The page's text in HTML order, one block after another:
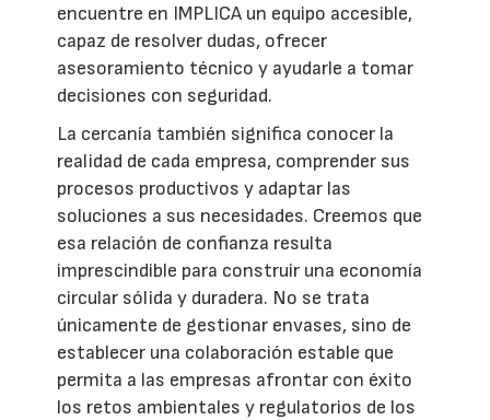
encuentre en IMPLICA un equipo accesible,
capaz de resolver dudas, ofrecer
asesoramiento técnico y ayudarle a tomar
decisiones con seguridad.
La cercanía también significa conocer la
realidad de cada empresa, comprender sus
procesos productivos y adaptar las
soluciones a sus necesidades. Creemos que
esa relación de confianza resulta
imprescindible para construir una economía
circular sólida y duradera. No se trata
únicamente de gestionar envases, sino de
establecer una colaboración estable que
permita a las empresas afrontar con éxito
los retos ambientales y regulatorios de los